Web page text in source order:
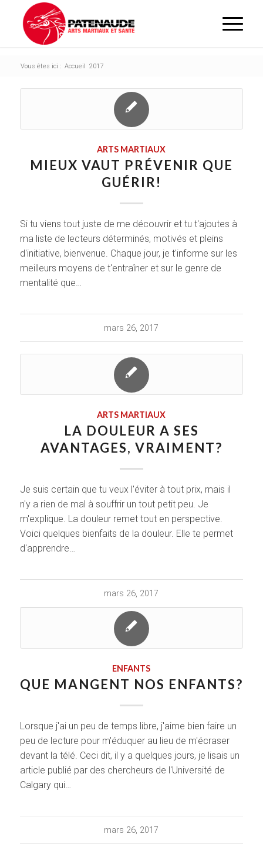
Vous êtes ici : Accueil 2017
ARTS MARTIAUX
MIEUX VAUT PRÉVENIR QUE
GUÉRIR!
Si tu viens tout juste de me découvrir et tu t'ajoutes à
ma liste de lecteurs déterminés, motivés et pleins
d'initiative, bienvenue. Chaque jour, je t'informe sur les
meilleurs moyens de t'entraîner et sur le genre de
mentalité que…
mars 26, 2017
ARTS MARTIAUX
LA DOULEUR A SES
AVANTAGES, VRAIMENT?
Je suis certain que tu veux l'éviter à tout prix, mais il
n'y a rien de mal à souffrir un tout petit peu. Je
m'explique. La douleur remet tout en perspective.
Voici quelques bienfaits de la douleur. Elle te permet
d'apprendre…
mars 26, 2017
ENFANTS
QUE MANGENT NOS ENFANTS?
Lorsque j'ai un peu de temps libre, j'aime bien faire un
peu de lecture pour m'éduquer au lieu de m'écraser
devant la télé. Ceci dit, il y a quelques jours, je lisais un
article publié par des chercheurs de l'Université de
Calgary qui…
mars 26, 2017